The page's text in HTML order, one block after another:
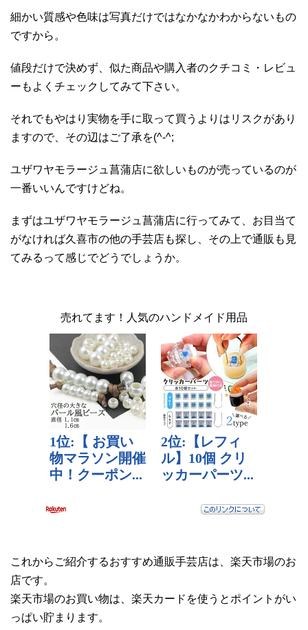
細かい質感や色味は写真だけではなかなかわからないもの
ですから。
値段だけで決めず、似た商品や購入者のクチコミ・レビュ
ーもよくチェックしてみて下さい。
それでもやはり実物を手に取って買うよりはリスクがあり
ますので、その辺はご了承を(^-^;
ユザワヤモラージュ菖蒲店に欲しいものが売っているのが
一番いいんですけどね。
まずはユザワヤモラージュ菖蒲店に行ってみて、お目当て
がなければ久喜市の他の手芸店も探し、その上で通販も見
てみるって感じでどうでしょうか。
売れてます！人気のハンドメイド用品
これからご紹介するおすすめ通販手芸店は、楽天市場のお
店です。
楽天市場のお買い物は、楽天カードを使うとポイントがい
っぱい貯まります。